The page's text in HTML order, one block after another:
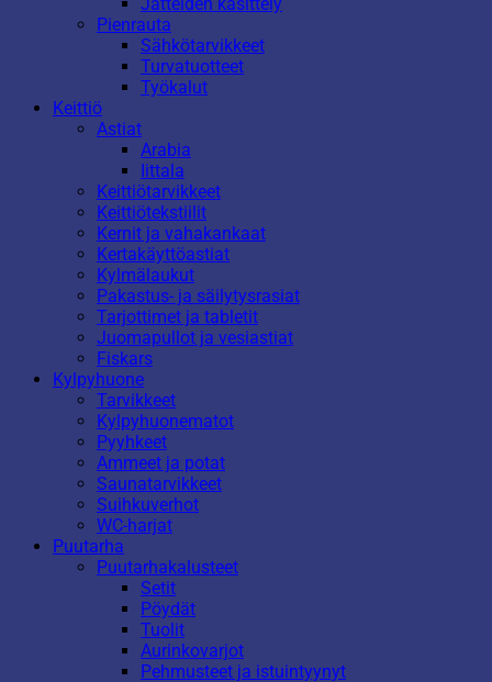
Pienrauta
Sähkötarvikkeet
Turvatuotteet
Työkalut
Keittiö
Astiat
Arabia
Iittala
Keittiötarvikkeet
Keittiötekstiilit
Kernit ja vahakankaat
Kertakäyttöastiat
Kylmälaukut
Pakastus- ja säilytysrasiat
Tarjottimet ja tabletit
Juomapullot ja vesiastiat
Fiskars
Kylpyhuone
Tarvikkeet
Kylpyhuonematot
Pyyhkeet
Ammeet ja potat
Saunatarvikkeet
Suihkuverhot
WC-harjat
Puutarha
Puutarhakalusteet
Setit
Pöydät
Tuolit
Aurinkovarjot
Pehmusteet ja istuintyynyt